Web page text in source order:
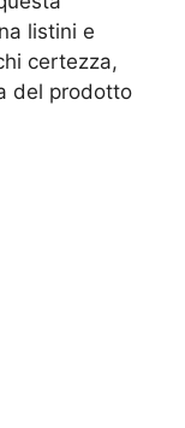
listini e
certezza,
del prodotto